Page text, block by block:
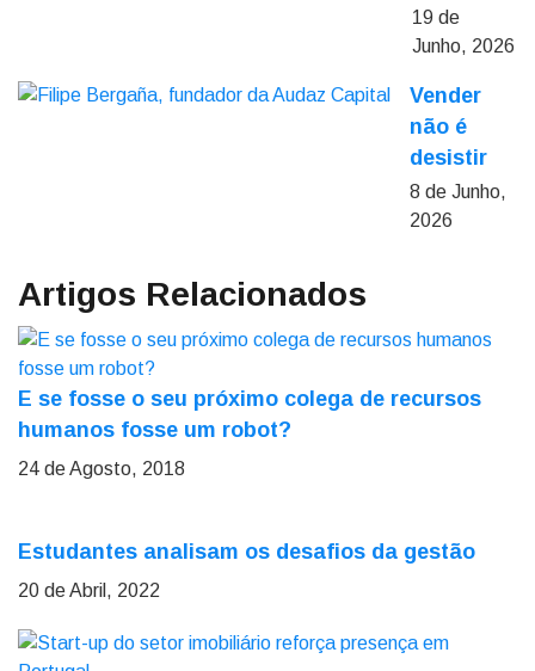
19 de
Junho, 2026
Vender
não é
desistir
8 de Junho,
2026
Artigos Relacionados
E se fosse o seu próximo colega de recursos
humanos fosse um robot?
24 de Agosto, 2018
Estudantes analisam os desafios da gestão
20 de Abril, 2022